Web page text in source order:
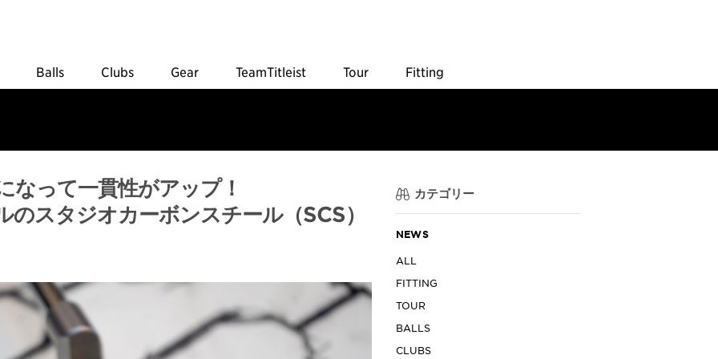
Balls Clubs Gear TeamTitleist Tour Fitting
カテゴリー
NEWS
ALL
FITTING
TOUR
BALLS
CLUBS
なって一貫性がアップ！
スタジオカーボンスチール（SCS）